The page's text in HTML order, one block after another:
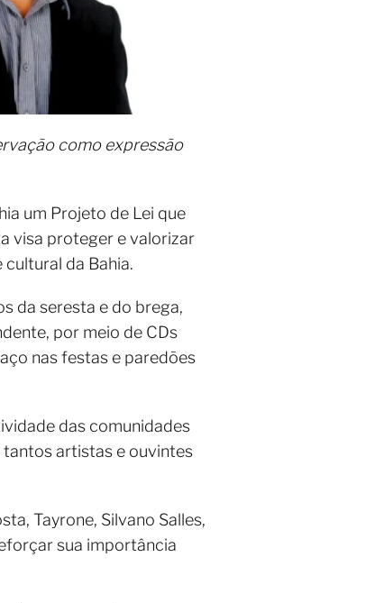
como expressão
um Projeto de Lei que
visa proteger e valorizar
da Bahia.
da seresta e do brega,
por meio de CDs
nas festas e paredões
das comunidades
tantos artistas e ouvintes
Tayrone, Silvano Salles,
sua importância